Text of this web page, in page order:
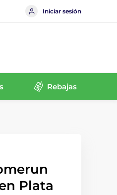
Iniciar sesión
Rebajas
Plata